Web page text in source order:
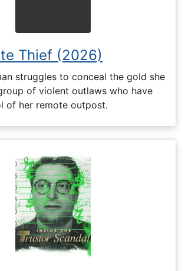
Thief (2026)
struggles to conceal the gold she
of violent outlaws who have
of her remote outpost.